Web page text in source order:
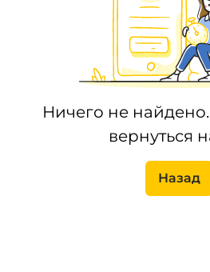
Ничего не
вернуться
Назад